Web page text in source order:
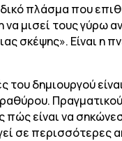
πλάσμα που
να μισεί τους γύρω
σκέψης». Είναι η
του δημιουργού
πώς είναι να
σε περισσότερες